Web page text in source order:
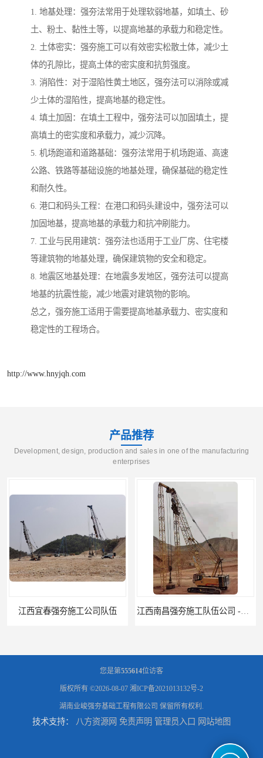
1. 地基处理：强夯法常用于处理软弱地基，如填土、砂
土、粉土、黏性土等，以提高地基的承载力和稳定性。
2. 土体密实：强夯施工可以有效密实松散土体，减少土
体的孔隙比，提高土体的密实度和抗剪强度。
3. 消陷性：对于湿陷性黄土地区，强夯法可以消除或减
少土体的湿陷性，提高地基的稳定性。
4. 填土加固：在填土工程中，强夯法可以加固填土，提
高填土的密实度和承载力，减少沉降。
5. 机场跑道和道路基础：强夯法常用于机场跑道、高速
公路、铁路等基础设施的地基处理，确保基础的稳定性
和耐久性。
6. 港口和码头工程：在港口和码头建设中，强夯法可以
加固地基，提高地基的承载力和抗冲刷能力。
7. 工业与民用建筑：强夯法也适用于工业厂房、住宅楼
等建筑物的地基处理，确保建筑物的安全和稳定。
8. 地震区地基处理：在地震多发地区，强夯法可以提高
地基的抗震性能，减少地震对建筑物的影响。
总之，强夯施工适用于需要提高地基承载力、密实度和
稳定性的工程场合。
http://www.hnyjqh.com
产品推荐
Development, design, production and sales in one of the manufacturing
enterprises
江西南昌强夯施工队伍公司 -湖南业峻强夯基础工程
您是第555614位访客
版权所有 ©2026-08-07 湘ICP备2021013132号-2
湖南业峻强夯基础工程有限公司 保留所有权利.
技术支持： 八方资源网 免责声明 管理员入口 网站地图